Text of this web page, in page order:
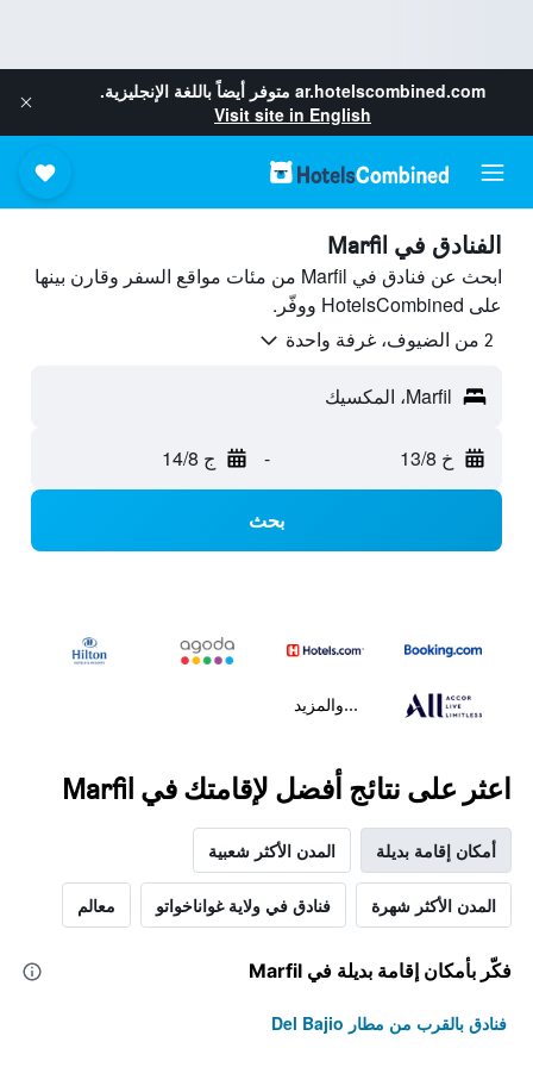
ar.hotelscombined.com متوفر أيضاً باللغة الإنجليزية.
Visit site in English
الفنادق في Marfil
ابحث عن فنادق في Marfil من مئات مواقع السفر وقارن بينها
على HotelsCombined ووفّر.
2 من الضيوف، غرفة واحدة
Marfil، المكسيك
خ 13/8 - ج 14/8
بحث
...والمزيد
اعثر على نتائج أفضل لإقامتك في Marfil
أمكان إقامة بديلة المدن الأكثر شعبية
المدن الأكثر شهرة فنادق في ولاية غواناخواتو معالم
فكّر بأمكان إقامة بديلة في Marfil
فنادق بالقرب من مطار Del Bajio